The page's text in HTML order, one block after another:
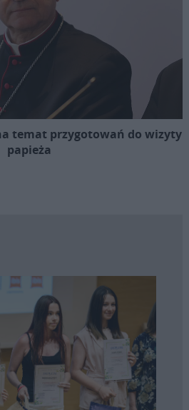
temat przygotowań do wizyty
papieża